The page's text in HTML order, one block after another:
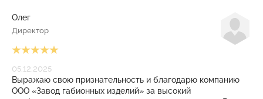
Олег
Директор
05.12.2025
Выражаю свою признательность и благодарю компанию
ООО «Завод габионных изделий» за высокий